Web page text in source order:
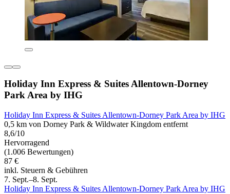
Holiday Inn Express & Suites Allentown-Dorney
Park Area by IHG
Holiday Inn Express & Suites Allentown-Dorney Park Area by IHG
0,5 km von Dorney Park & Wildwater Kingdom entfernt
8,6/10
Hervorragend
(1.006 Bewertungen)
87 €
inkl. Steuern & Gebühren
7. Sept.–8. Sept.
Holiday Inn Express & Suites Allentown-Dorney Park Area by IHG